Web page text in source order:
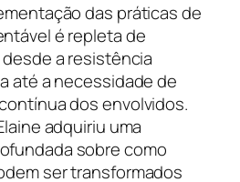
das práticas de
é repleta de
a resistência
até a necessidade de
dos envolvidos.
adquiriu uma
sobre como
ser transformados